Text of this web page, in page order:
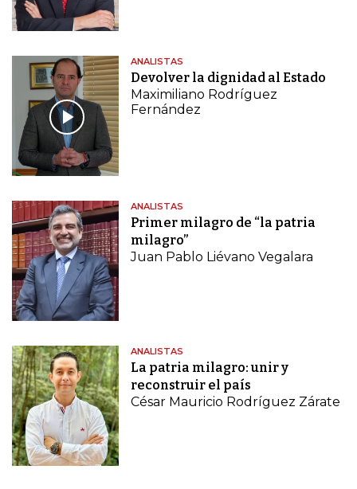
ANALISTAS
Devolver la dignidad al Estado
Maximiliano Rodríguez
Fernández
ANALISTAS
Primer milagro de “la patria
milagro”
Juan Pablo Liévano Vegalara
ANALISTAS
La patria milagro: unir y
reconstruir el país
César Mauricio Rodríguez Zárate